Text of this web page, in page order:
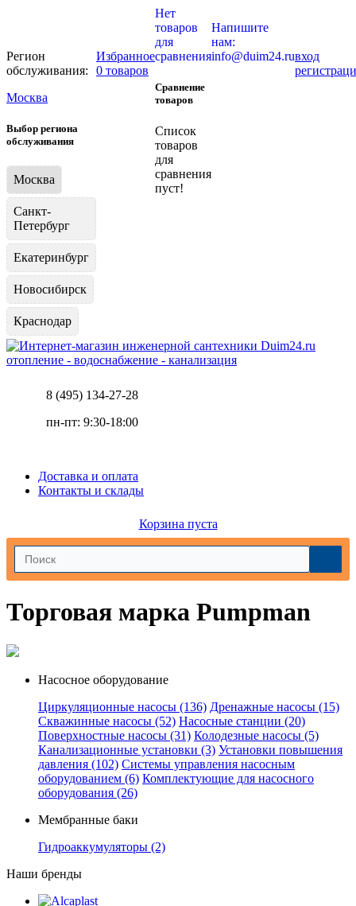
Регион
обслуживания:
Москва
Выбор региона
обслуживания
Москва
Санкт-
Петербург
Екатеринбург
Новосибирск
Краснодар
Избранное
0 товаров
Нет
товаров
для
сравнения
Сравнение
товаров
Список
товаров
для
сравнения
пуст!
Напишите
нам:
info@duim24.ruвход
отопление - водоснабжение - канализация
8 (495) 134-27-28
пн-пт: 9:30-18:00
Доставка и оплата
Контакты и склады
Корзина пуста
Торговая марка Pumpman
Насосное оборудование
Циркуляционные насосы (136) Дренажные насосы (15)
Скважинные насосы (52) Насосные станции (20)
Поверхностные насосы (31) Колодезные насосы (5)
Канализационные установки (3) Установки повышения
давления (102) Системы управления насосным
оборудованием (6) Комплектующие для насосного
оборудования (26)
Мембранные баки
Гидроаккумуляторы (2)
Наши бренды